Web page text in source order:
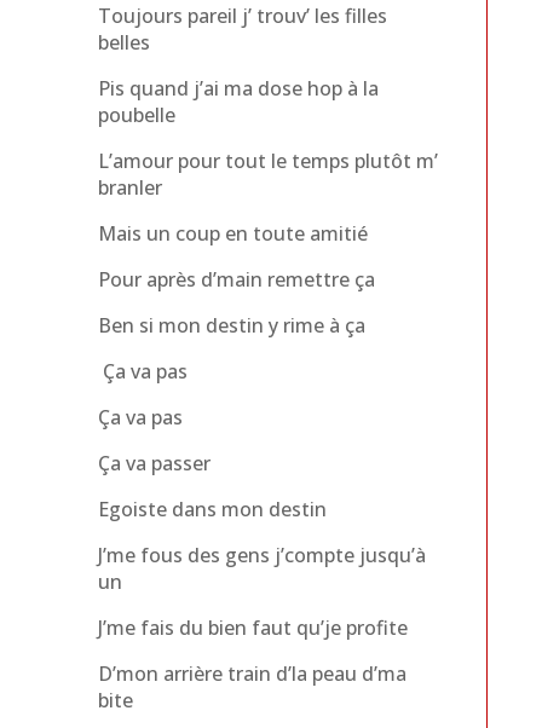
Toujours pareil j’ trouv’ les filles
belles
Pis quand j’ai ma dose hop à la
poubelle
L’amour pour tout le temps plutôt m’
branler
Mais un coup en toute amitié
Pour après d’main remettre ça
Ben si mon destin y rime à ça
Ça va pas
Ça va pas
Ça va passer
Egoiste dans mon destin
J’me fous des gens j’compte jusqu’à
un
J’me fais du bien faut qu’je profite
D’mon arrière train d’la peau d’ma
bite